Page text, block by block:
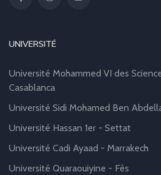
UNIVERSITÉ
Université Mohammed VI des
Casablanca
Université Sidi Mohamed Ben
Université Hassan 1er - Settat
Université Cadi Ayaad - Marrakech
Université Quaraouiyine - Fès